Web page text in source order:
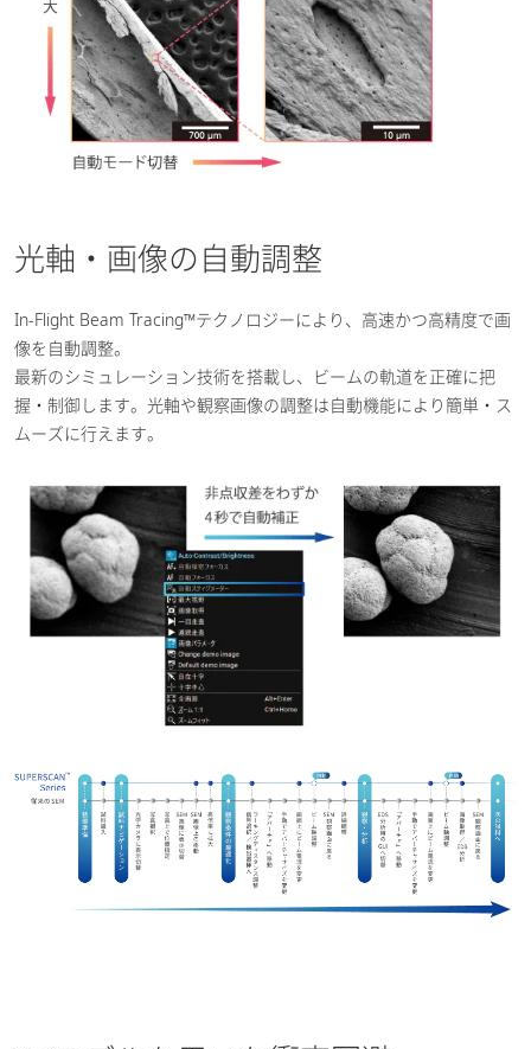
光軸・画像の自動調整
In-Flight Beam Tracing™テクノロジーにより、高速かつ高精度で画
像を自動調整。
最新のシミュレーション技術を搭載し、ビームの軌道を正確に把
握・制御します。光軸や観察画像の調整は自動機能により簡単・ス
ムーズに行えます。